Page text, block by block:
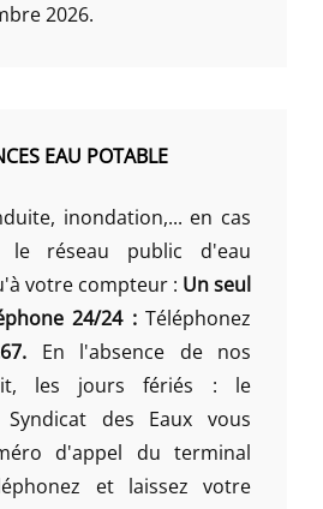
2026.
EAU POTABLE
inondation,... en cas
le réseau public d'eau
votre compteur : Un seul
24/24 :Téléphonez
En l'absence de nos
les jours fériés : le
des Eaux vous
d'appel du terminal
et laissez votre